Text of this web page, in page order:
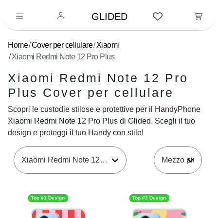
GLIDED
Home Cover per cellulare Xiaomi
Xiaomi Redmi Note 12 Pro Plus
Xiaomi Redmi Note 12 Pro
Plus Cover per cellulare
Scopri le custodie stilose e protettive per il HandyPhone
Xiaomi Redmi Note 12 Pro Plus di Glided. Scegli il tuo
design e proteggi il tuo Handy con stile!
Xiaomi Redmi Note 12 Pro Plus
Top #1 Design Top #2 Design